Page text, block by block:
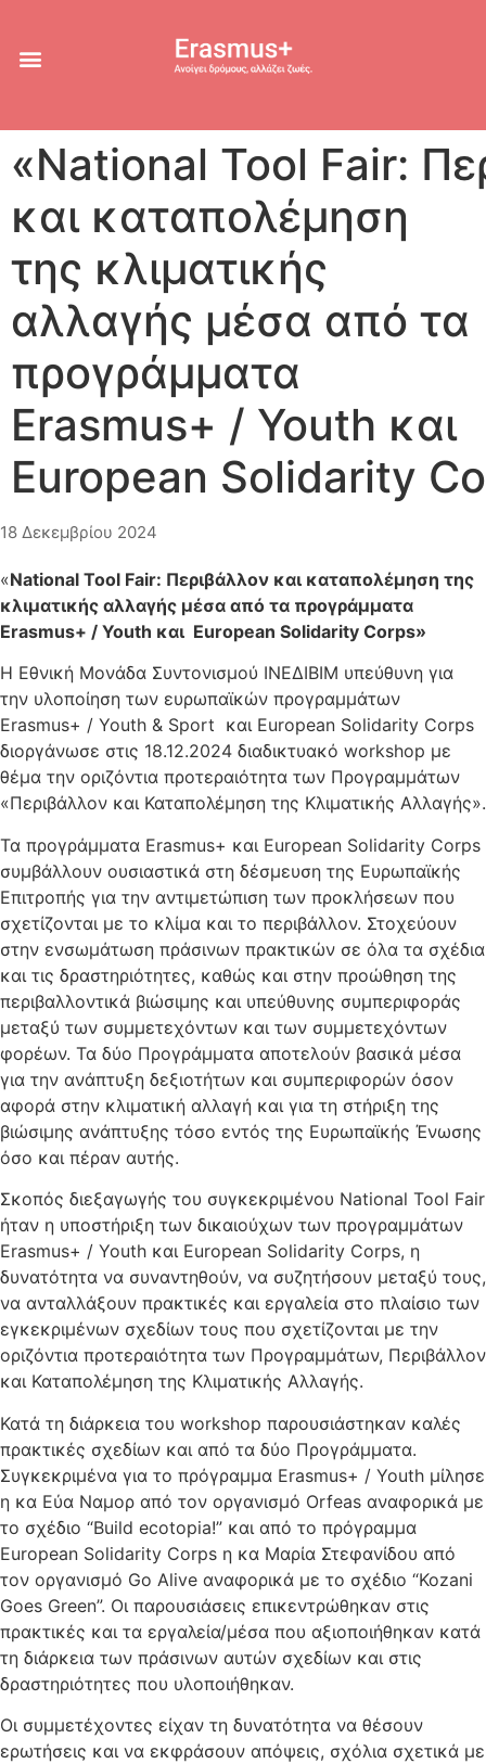
«National Tool Fair:
και καταπολέμηση
της κλιματικής
αλλαγής μέσα από τα
προγράμματα
Erasmus+ / Youth και
European Solidarity
18 Δεκεμβρίου 2024
«National Tool Fair: Περιβάλλον και καταπολέμηση της
κλιματικής αλλαγής μέσα από τα προγράμματα
Erasmus+ / Youth και European Solidarity Corps»
Η Εθνική Μονάδα Συντονισμού ΙΝΕΔΙΒΙΜ υπεύθυνη για
την υλοποίηση των ευρωπαϊκών προγραμμάτων
Erasmus+ / Youth & Sport και European Solidarity Corps
διοργάνωσε στις 18.12.2024 διαδικτυακό workshop με
θέμα την οριζόντια προτεραιότητα των Προγραμμάτων
«Περιβάλλον και Καταπολέμηση της Κλιματικής Αλλαγής».
Τα προγράμματα Erasmus+ και European Solidarity Corps
συμβάλλουν ουσιαστικά στη δέσμευση της Ευρωπαϊκής
Επιτροπής για την αντιμετώπιση των προκλήσεων που
σχετίζονται με το κλίμα και το περιβάλλον. Στοχεύουν
στην ενσωμάτωση πράσινων πρακτικών σε όλα τα σχέδια
και τις δραστηριότητες, καθώς και στην προώθηση της
περιβαλλοντικά βιώσιμης και υπεύθυνης συμπεριφοράς
μεταξύ των συμμετεχόντων και των συμμετεχόντων
φορέων. Τα δύο Προγράμματα αποτελούν βασικά μέσα
για την ανάπτυξη δεξιοτήτων και συμπεριφορών όσον
αφορά στην κλιματική αλλαγή και για τη στήριξη της
βιώσιμης ανάπτυξης τόσο εντός της Ευρωπαϊκής Ένωσης
όσο και πέραν αυτής.
Σκοπός διεξαγωγής του συγκεκριμένου National Tool Fair
ήταν η υποστήριξη των δικαιούχων των προγραμμάτων
Erasmus+ / Youth και European Solidarity Corps, η
δυνατότητα να συναντηθούν, να συζητήσουν μεταξύ τους,
να ανταλλάξουν πρακτικές και εργαλεία στο πλαίσιο των
εγκεκριμένων σχεδίων τους που σχετίζονται με την
οριζόντια προτεραιότητα των Προγραμμάτων, Περιβάλλον
και Καταπολέμηση της Κλιματικής Αλλαγής.
Κατά τη διάρκεια του workshop παρουσιάστηκαν καλές
πρακτικές σχεδίων και από τα δύο Προγράμματα.
Συγκεκριμένα για το πρόγραμμα Erasmus+ / Youth μίλησε
η κα Εύα Ναμορ από τον οργανισμό Orfeas αναφορικά με
το σχέδιο “Build ecotopia!” και από το πρόγραμμα
European Solidarity Corps η κα Μαρία Στεφανίδου από
τον οργανισμό Go Alive αναφορικά με το σχέδιο “Kozani
Goes Green”. Οι παρουσιάσεις επικεντρώθηκαν στις
πρακτικές και τα εργαλεία/μέσα που αξιοποιήθηκαν κατά
τη διάρκεια των πράσινων αυτών σχεδίων και στις
δραστηριότητες που υλοποιήθηκαν.
Οι συμμετέχοντες είχαν τη δυνατότητα να θέσουν
ερωτήσεις και να εκφράσουν απόψεις, σχόλια σχετικά με